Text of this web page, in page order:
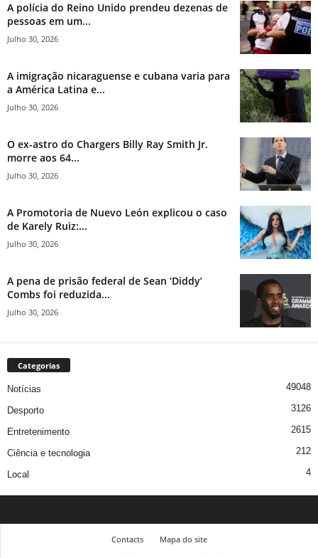
A polícia do Reino Unido prendeu dezenas de
pessoas em um...
Julho 30, 2026
A imigração nicaraguense e cubana varia para
a América Latina e...
Julho 30, 2026
O ex-astro do Chargers Billy Ray Smith Jr.
morre aos 64...
Julho 30, 2026
A Promotoria de Nuevo León explicou o caso
de Karely Ruiz:...
Julho 30, 2026
A pena de prisão federal de Sean ‘Diddy’
Combs foi reduzida...
Julho 30, 2026
Categorias
Notícias 49048
Desporto 3126
Entretenimento 2615
Ciência e tecnologia 212
Local 4
Contacts
Mapa do site